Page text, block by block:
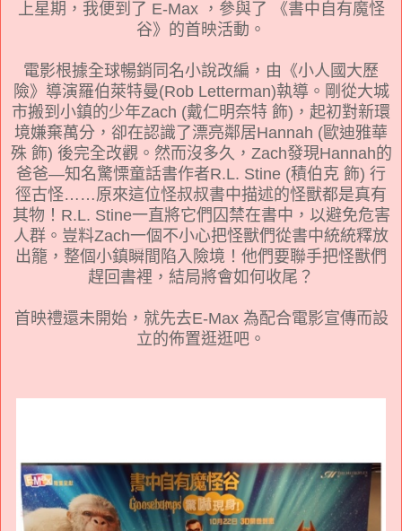
上星期，我便到了 E-Max ，參與了 《書中自有魔怪
谷》的首映活動。
電影根據全球暢銷同名小說改編，由《小人國大歷
險》導演羅伯萊特曼(Rob Letterman)執導。剛從大城
市搬到小鎮的少年Zach (戴仁明奈特 飾)，起初對新環
境嫌棄萬分，卻在認識了漂亮鄰居Hannah (歐迪雅華
殊 飾) 後完全改觀。然而沒多久，Zach發現Hannah的
爸爸—知名驚慄童話書作者R.L. Stine (積伯克 飾) 行
徑古怪……原來這位怪叔叔書中描述的怪獸都是真有
其物！R.L. Stine一直將它們囚禁在書中，以避免危害
人群。豈料Zach一個不小心把怪獸們從書中統統釋放
出籠，整個小鎮瞬間陷入險境！他們要聯手把怪獸們
趕回書裡，結局將會如何收尾？
首映禮還未開始，就先去E-Max 為配合電影宣傳而設
立的佈置逛逛吧。